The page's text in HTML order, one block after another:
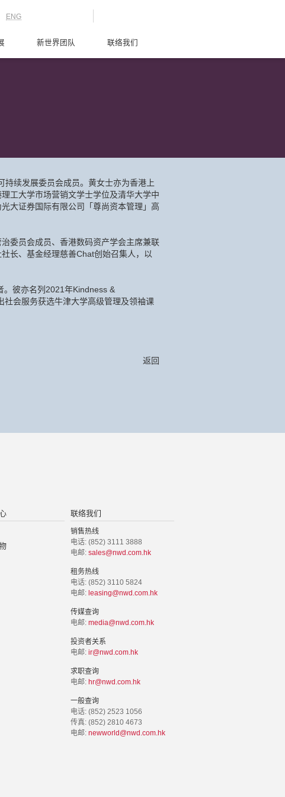
ENG
新世界团队 联络我们
续发展委员会成员。黄女士亦为香港上
工大学市场营销文学士学位及清华大学中
大证券国际有限公司「尊尚资本管理」高
委员会成员、香港数码资产学会主席兼联
长、基金经理慈善Chat创始召集人，以
。彼亦名列2021年Kindness &
会服务获选牛津大学高级管理及领袖课
返回
联络我们
销售热线
电话: (852) 3111 3888
电邮: sales@nwd.com.hk
租务热线
电话: (852) 3110 5824
电邮: leasing@nwd.com.hk
传媒查询
电邮: media@nwd.com.hk
投资者关系
电邮: ir@nwd.com.hk
求职查询
电邮: hr@nwd.com.hk
一般查询
电话: (852) 2523 1056
传真: (852) 2810 4673
电邮: newworld@nwd.com.hk